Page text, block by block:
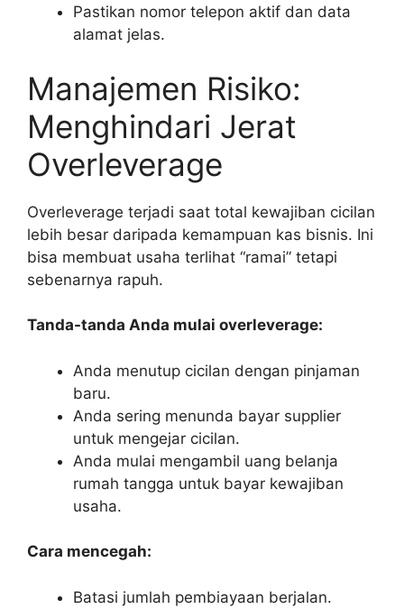
Pastikan nomor telepon aktif dan data
alamat jelas.
Manajemen Risiko:
Menghindari Jerat
Overleverage
Overleverage terjadi saat total kewajiban cicilan
lebih besar daripada kemampuan kas bisnis. Ini
bisa membuat usaha terlihat “ramai” tetapi
sebenarnya rapuh.
Tanda-tanda Anda mulai overleverage:
Anda menutup cicilan dengan pinjaman
baru.
Anda sering menunda bayar supplier
untuk mengejar cicilan.
Anda mulai mengambil uang belanja
rumah tangga untuk bayar kewajiban
usaha.
Cara mencegah:
Batasi jumlah pembiayaan berjalan.